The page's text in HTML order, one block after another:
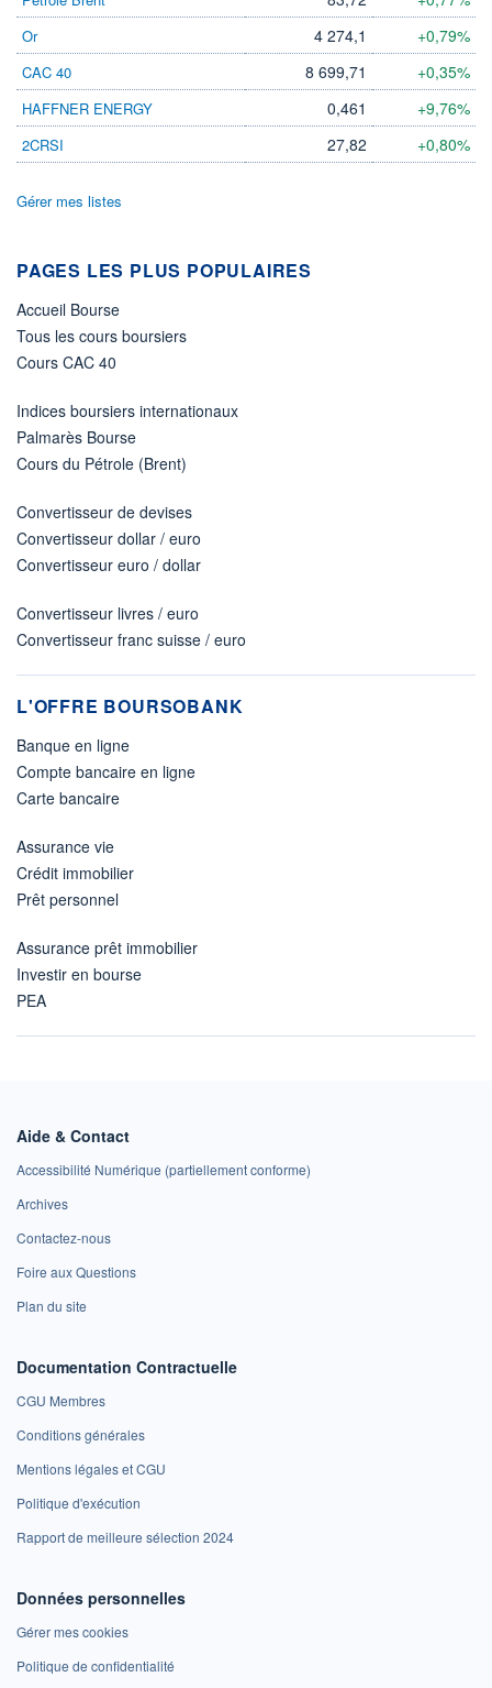
Non éligible
Boursobank
+ LISTE
Or 4 274,1 +0,79%
CAC 40 8 699,71 +0,35%
HAFFNER ENERGY 0,461 +9,76%
2CRSI 27,82 +0,80%
Gérer mes listes
PAGES LES PLUS POPULAIRES
Accueil Bourse
Tous les cours boursiers
Cours CAC 40
Indices boursiers internationaux
Palmarès Bourse
Cours du Pétrole (Brent)
Convertisseur de devises
Convertisseur dollar / euro
Convertisseur euro / dollar
Convertisseur livres / euro
Convertisseur franc suisse / euro
L'OFFRE BOURSOBANK
Banque en ligne
Compte bancaire en ligne
Carte bancaire
Assurance vie
Crédit immobilier
Prêt personnel
Assurance prêt immobilier
Investir en bourse
PEA
Aide & Contact
Accessibilité Numérique (partiellement conforme)
Archives
Contactez-nous
Foire aux Questions
Plan du site
Documentation Contractuelle
CGU Membres
Conditions générales
Mentions légales et CGU
Politique d'exécution
Rapport de meilleure sélection 2024
Données personnelles
Gérer mes cookies
Politique de confidentialité